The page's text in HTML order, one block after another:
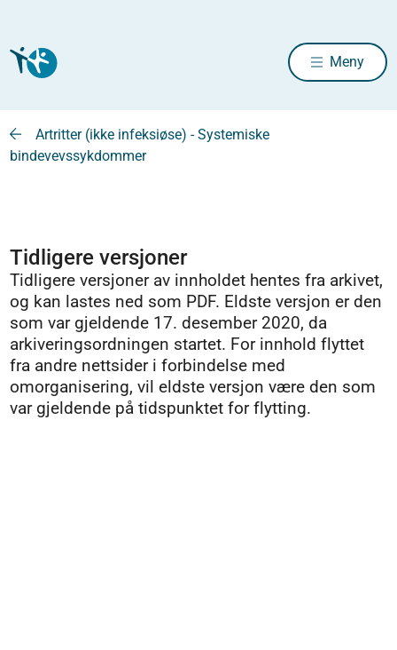
Meny
Artritter (ikke infeksiøse) - Systemiske
bindevevssykdommer
Tidligere versjoner
Tidligere versjoner av innholdet hentes fra arkivet,
og kan lastes ned som PDF. Eldste versjon er den
som var gjeldende 17. desember 2020, da
arkiveringsordningen startet. For innhold flyttet
fra andre nettsider i forbindelse med
omorganisering, vil eldste versjon være den som
var gjeldende på tidspunktet for flytting.